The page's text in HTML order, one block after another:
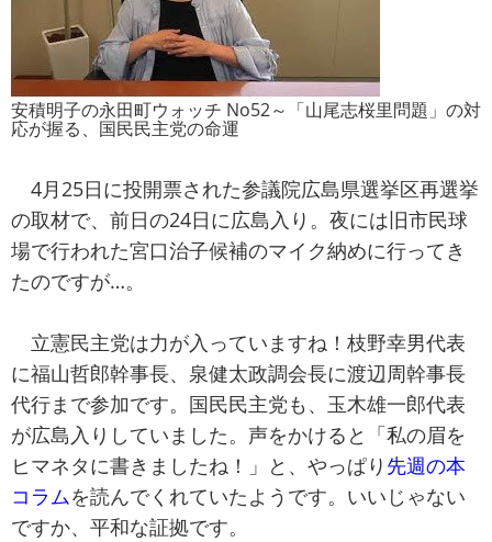
安積明子の永田町ウォッチ No52～「山尾志桜里問題」の対
応が握る、国民民主党の命運
4月25日に投開票された参議院広島県選挙区再選挙
の取材で、前日の24日に広島入り。夜には旧市民球
場で行われた宮口治子候補のマイク納めに行ってき
たのですが…。
立憲民主党は力が入っていますね！枝野幸男代表
に福山哲郎幹事長、泉健太政調会長に渡辺周幹事長
代行まで参加です。国民民主党も、玉木雄一郎代表
が広島入りしていました。声をかけると「私の眉を
ヒマネタに書きましたね！」と、やっぱり 先週の本
コラムを読んでくれていたようです。いいじゃない
ですか、平和な証拠です。